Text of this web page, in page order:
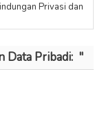
Privasi dan
Data Pribadi: "